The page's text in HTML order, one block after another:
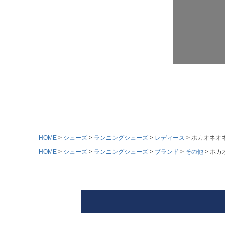
HOME シューズ ランニングシューズ レディース
ホカオネオ
HOME
シューズ ランニングシューズ ブランド その他 ホカ